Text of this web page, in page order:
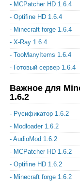
- MCPatcher HD 1.6.4
- Optifine HD 1.6.4
- Minecraft forge 1.6.4
- X-Ray 1.6.4
- TooManyItems 1.6.4
- Готовый сервер 1.6.4
Важное для
1.6.2
- Русификатор 1.6.2
- Modloader 1.6.2
- AudioMod 1.6.2
- MCPatcher HD 1.6.2
- Optifine HD 1.6.2
- Minecraft forge 1.6.2